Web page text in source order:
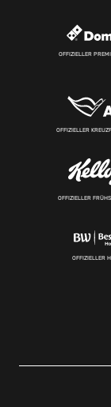
OFFIZIELLER
OFFIZIELLER
OFFIZIELLER
OFFIZIELLER